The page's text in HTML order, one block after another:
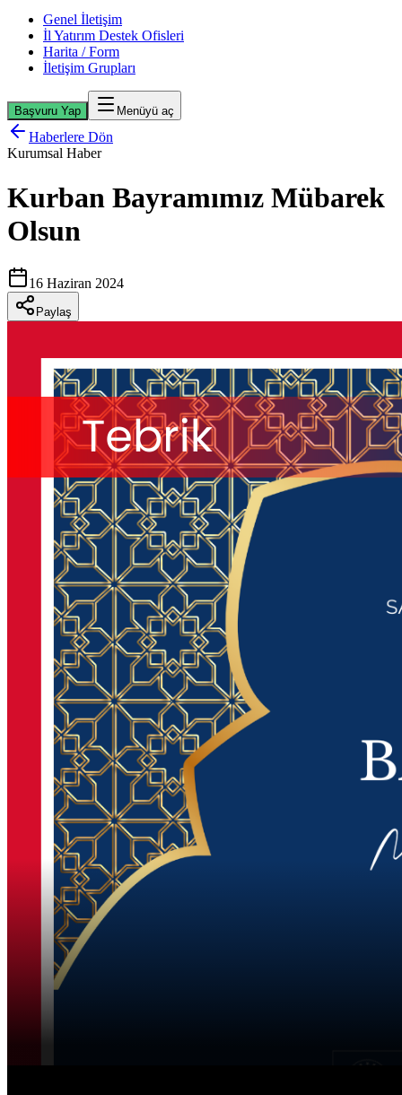
Genel İletişim
İl Yatırım Destek Ofisleri
Harita / Form
İletişim Grupları
Başvuru Yap Menüyü aç
Haberlere Dön
Kurumsal Haber
Kurban Bayramımız Mübarek
Olsun
16 Haziran 2024
Paylaş